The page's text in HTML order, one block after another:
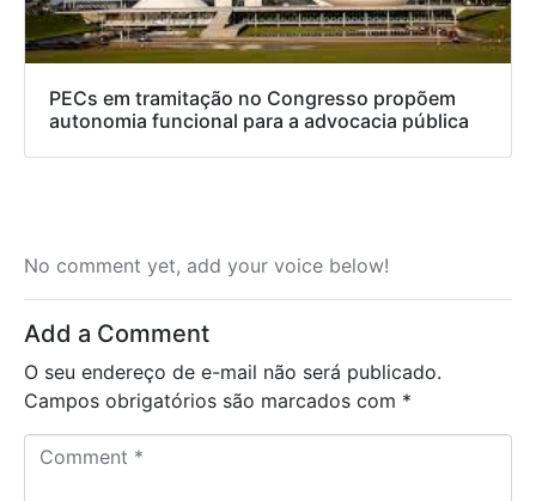
PECs em tramitação no Congresso propõem
autonomia funcional para a advocacia pública
No comment yet, add your voice below!
Add a Comment
O seu endereço de e-mail não será publicado.
Campos obrigatórios são marcados com *